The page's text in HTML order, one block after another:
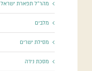
מהר"ל תפארת ישראל
מלבים
מסילת ישרים
מסכת נידה